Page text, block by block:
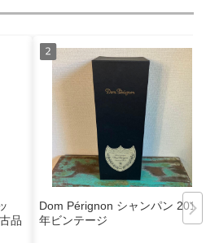
品
Dom Pérignon シャンパン 2013
年ビンテージ